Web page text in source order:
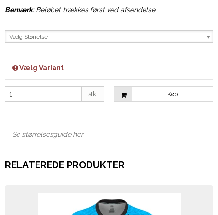
Bemærk: Beløbet trækkes først ved afsendelse
Vælg Størrelse
Vælg Variant
stk. Køb
Se størrelsesguide her
RELATEREDE PRODUKTER